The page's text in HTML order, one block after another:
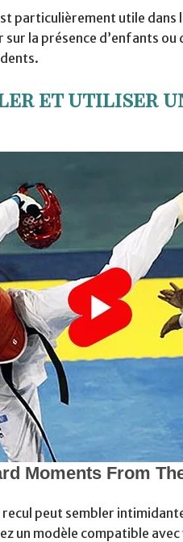
particulièrement utile
la présence d’enfants
et utiliser
recul peut sembler
un modèle compatible